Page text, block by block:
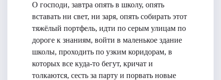
О господи, завтра опять в школу, опять
вставать ни свет, ни заря, опять собирать этот
тяжёлый портфель, идти по серым улицам по
дороге к знаниям, войти в маленькое здание
школы, проходить по узким коридорам, в
которых все куда-то бегут, кричат и
толкаются, сесть за парту и порвать новые